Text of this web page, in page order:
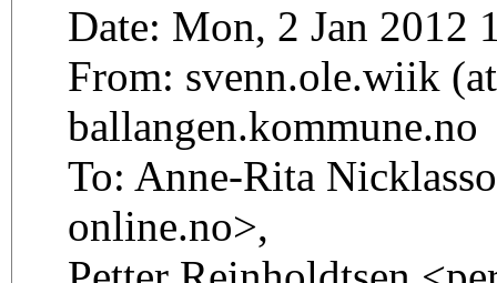
Date: Mon, 2 Jan 2012
From: svenn.ole.wiik
ballangen.kommune.no
To: Anne-Rita
online.no>,